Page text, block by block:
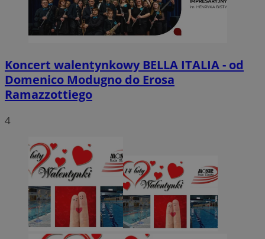
Koncert walentynkowy BELLA ITALIA - od
Domenico Modugno do Erosa
Ramazzottiego
4